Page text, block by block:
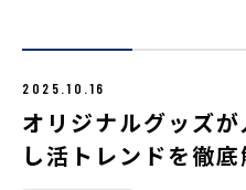
よくある質問
2025.10.16
オリジナルグッズ
し活トレンドを徹底